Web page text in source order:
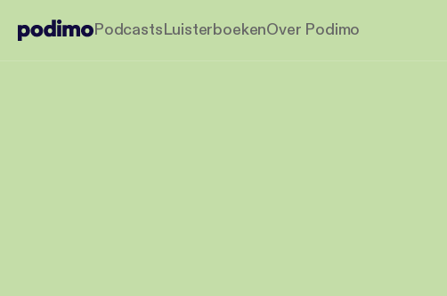
PodcastsLuisterboekenOver Podimo